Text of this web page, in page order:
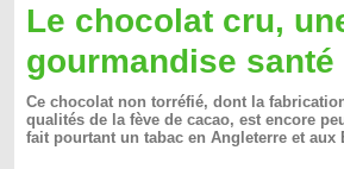
Le chocolat cru,
gourmandise santé
Ce chocolat non torréfié, dont la
qualités de la fève de cacao, est encore
fait pourtant un tabac en Angleterre et aux